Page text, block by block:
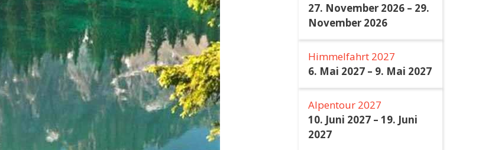
27. November 2026 – 29.
November 2026
Himmelfahrt 2027
6. Mai 2027 – 9. Mai 2027
Alpentour 2027
10. Juni 2027 – 19. Juni
2027